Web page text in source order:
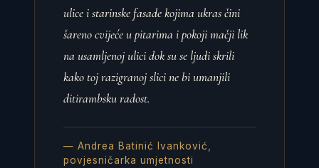
ulice i starinske fasade kojima ukras čini
šareno cvijeće u pitarima i pokoji mačji lik
na usamljenoj ulici dok su se ljudi skrili
kako toj razigranoj slici ne bi umanjili
ditirambsku radost.
— Andrea Batinić Ivanković,
povjesničarka umjetnosti